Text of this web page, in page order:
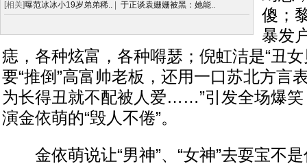
[相关]曝范冰冰小19岁弟弟稀.. 于正谈袁姗姗被黑：她能..
傻；
暴发
痣，各种炫富，各种嘚瑟；倪虹洁是“丑
要“推倒”高富帅老板，还用一口苏北方言
为长得丑就不配被人爱……”引发全场爆笑
演金依萌的“毁人不倦”。
金依萌说让“男神”、“女神”去耍宝不是